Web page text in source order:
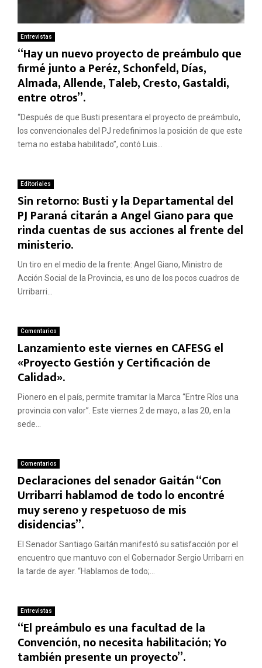
Entrevistas
“Hay un nuevo proyecto de preámbulo que
firmé junto a Peréz, Schonfeld, Días,
Almada, Allende, Taleb, Cresto, Gastaldi,
entre otros”.
“Después de que Busti presentara el proyecto de preámbulo,
los convencionales del PJ redefinimos la posición de que este
tema no estaba habilitado”, contó Luis...
Editoriales
Sin retorno: Busti y la Departamental del
PJ Paraná citarán a Angel Giano para que
rinda cuentas de sus acciones al frente del
ministerio.
Un tiro en el medio de la frente: Angel Giano, Ministro de
Acción Social de la Provincia, es uno de los pocos cuadros de
Urribarri...
Comentarios
Lanzamiento este viernes en CAFESG el
«Proyecto Gestión y Certificación de
Calidad».
Pionero en el país, permite tramitar la Marca “Entre Ríos una
provincia con valor”. Este viernes 2 de mayo, a las 20, en la
sede...
Comentarios
Declaraciones del senador Gaitán “Con
Urribarri hablamod de todo lo encontré
muy sereno y respetuoso de mis
disidencias”.
El Senador Santiago Gaitán manifestó su satisfacción por el
encuentro que mantuvo con el Gobernador Sergio Urribarri en
la tarde de ayer. “Hablamos de todo;...
Entrevistas
“El preámbulo es una facultad de la
Convención, no necesita habilitación; Yo
también presente un proyecto”.